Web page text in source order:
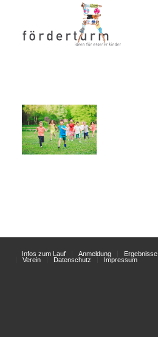
Infos zum Lauf Anmeldung Ergebnisse
Verein
Datenschutz Impressum